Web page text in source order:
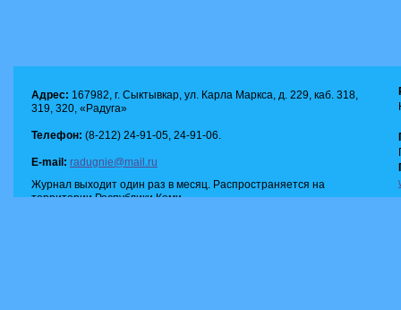
Адрес: 167982, г. Сыктывкар, ул. Карла Маркса, д. 229, каб. 318,
319, 320, «Радуга»
Телефон: (8-212) 24-91-05, 24-91-06.
E-mail: radugnie@mail.ru
Журнал выходит один раз в месяц. Распространяется на
территории Республики Коми.